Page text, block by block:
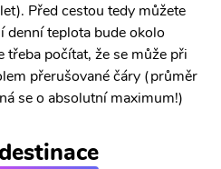
Před cestou tedy můžete
denní teplota bude okolo
třeba počítat, že se může při
přerušované čáry (průměr
se o absolutní maximum!)